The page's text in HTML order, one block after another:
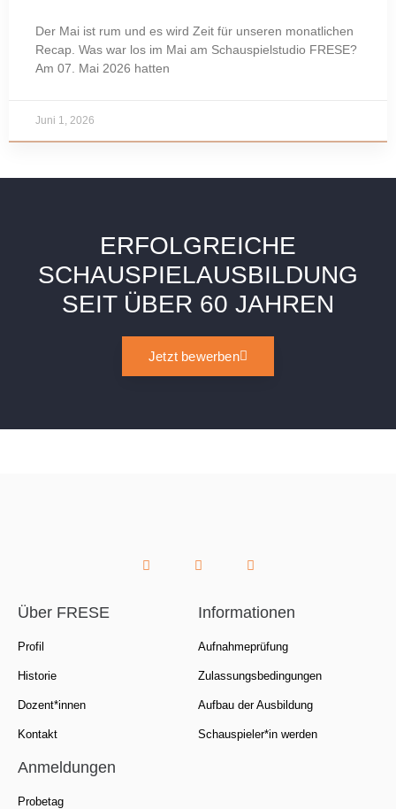
Der Mai ist rum und es wird Zeit für unseren monatlichen
Recap. Was war los im Mai am Schauspielstudio FRESE?
Am 07. Mai 2026 hatten
Juni 1, 2026
ERFOLGREICHE
SCHAUSPIELAUSBILDUNG
SEIT ÜBER 60 JAHREN
Jetzt bewerben
Über FRESE
Profil
Historie
Dozent*innen
Kontakt
Informationen
Aufnahmeprüfung
Zulassungsbedingungen
Aufbau der Ausbildung
Schauspieler*in werden
Anmeldungen
Probetag